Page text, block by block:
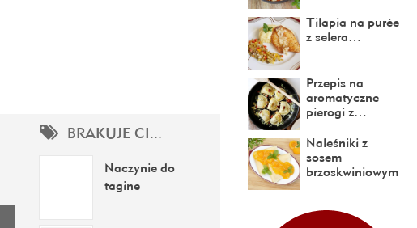
BRAKUJE CI...
Naczynie do
tagine
Tilapia na purée
z selera…
Przepis na
aromatyczne
pierogi z…
Naleśniki z
sosem
brzoskwiniowym